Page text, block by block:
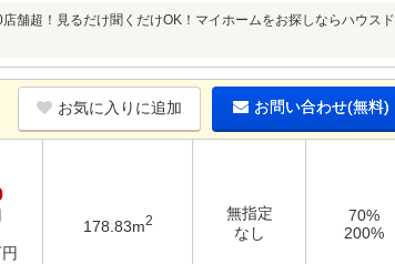
超！見るだけ聞くだけOK！マイホームをお探しならハウスド
お気に入りに追加 お問い合わせ(無料)
178.83m2
無指定
なし
70%
200%